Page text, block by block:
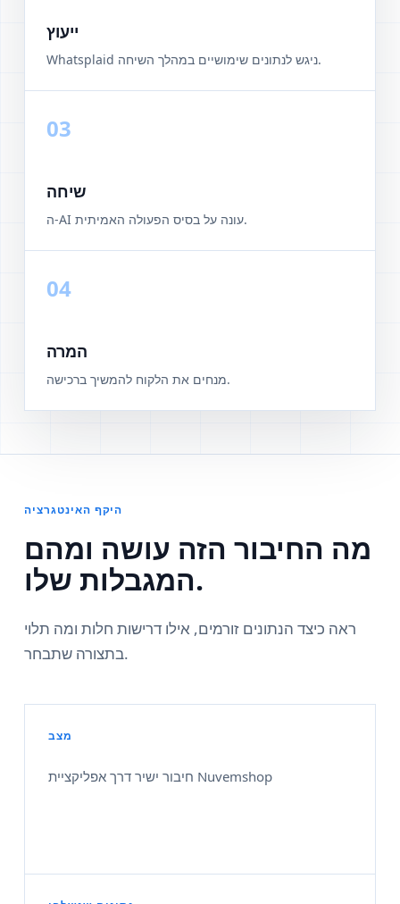
ייעוץ
Whatsplaid ניגש לנתונים שימושיים במהלך השיחה.
03
שיחה
ה-AI עונה על בסיס הפעולה האמיתית.
04
המרה
מנחים את הלקוח להמשיך ברכישה.
היקף האינטגרציה
מה החיבור הזה עושה ומהם
המגבלות שלו.
ראה כיצד הנתונים זורמים, אילו דרישות חלות ומה תלוי
בתצורה שתבחר.
מצב
חיבור ישיר דרך אפליקציית Nuvemshop